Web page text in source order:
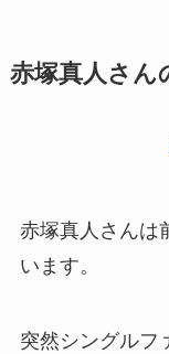
赤塚真人さん
赤塚真人さんは
います。
突然シングルフ